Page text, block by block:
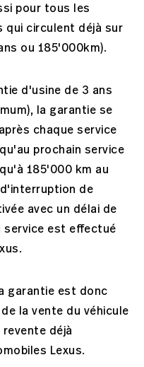
pour tous les
qui circulent déjà sur
ou 185'000km).
d'usine de 3 ans
la garantie se
chaque service
prochain service
185'000 km au
d'interruption de
avec un délai de
service est effectué
garantie est donc
la vente du véhicule
déjà
Lexus.